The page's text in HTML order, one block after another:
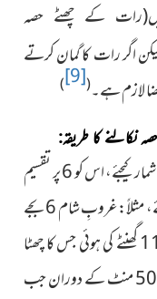
کے چھٹے حصہ
اگر رات کا گمان کرتے
لازم ہے۔(
[9]
)
نکالنے کا طریقہ:
کیجئے،
اس کو 6 پر تقسیم
مثلاً:غروبِ شام 6 بجے
11 گھنٹے کی ہوئی جس کا چھٹا
1 گھنٹہ 50 منٹ کے دوران جب